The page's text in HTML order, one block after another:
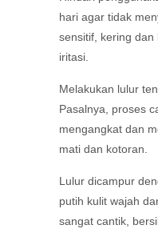
hari agar tidak
sensitif, kering dan
iritasi.
Melakukan lulur
Pasalnya, proses
mengangkat dan
mati dan kotoran.
Lulur dicampur
putih kulit wajah
sangat cantik,